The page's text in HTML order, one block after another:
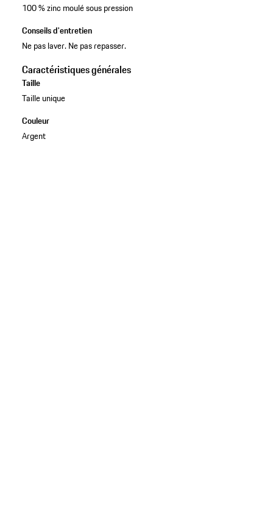
100 % zinc moulé sous pression
Conseils d'entretien
Ne pas laver. Ne pas repasser.
Caractéristiques générales
Taille
Taille unique
Couleur
Argent